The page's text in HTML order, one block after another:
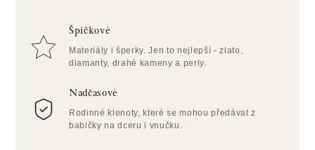
Špičkové
Materiály i šperky. Jen to nejlepší - zlato,
diamanty, drahé kameny a perly.
Nadčasové
Rodinné klenoty, které se mohou předávat z
babičky na dceru i vnučku.